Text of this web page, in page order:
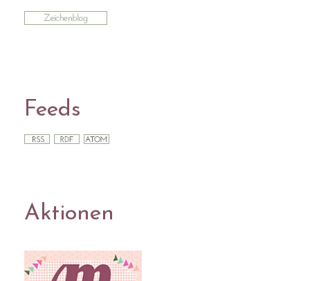
Feeds
Aktionen